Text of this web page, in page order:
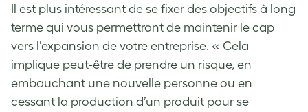
Il est plus intéressant de se fixer des objectifs à long
terme qui vous permettront de maintenir le cap
vers l’expansion de votre entreprise. « Cela
implique peut-être de prendre un risque, en
embauchant une nouvelle personne ou en
cessant la production d’un produit pour se